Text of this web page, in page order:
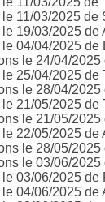
le 11/03/2025 de
le 19/03/2025 de
le 04/04/2025 de
le 24/04/2025
le 25/04/2025 de
le 28/04/2025
le 21/05/2025 de
le 21/05/
le 22/05/2025 de
le 28/05/2025
le 03/06/2025
le 03/06/2025 de
le 04/06/2025 de